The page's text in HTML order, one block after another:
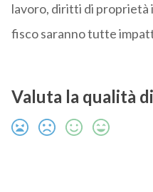
lavoro, diritti di
fisco saranno tutte
Valuta la qualità